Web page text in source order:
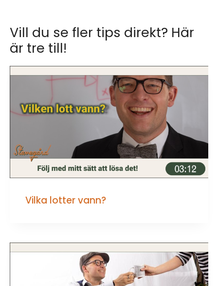
Vill du se fler tips direkt? Här
är tre till!
Vilka lotter vann?